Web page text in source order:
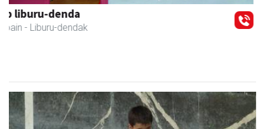
Karrika auto konponketa
Andoain - Auto konponketak